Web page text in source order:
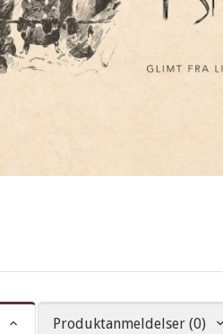
Produktanmeldelser (0)